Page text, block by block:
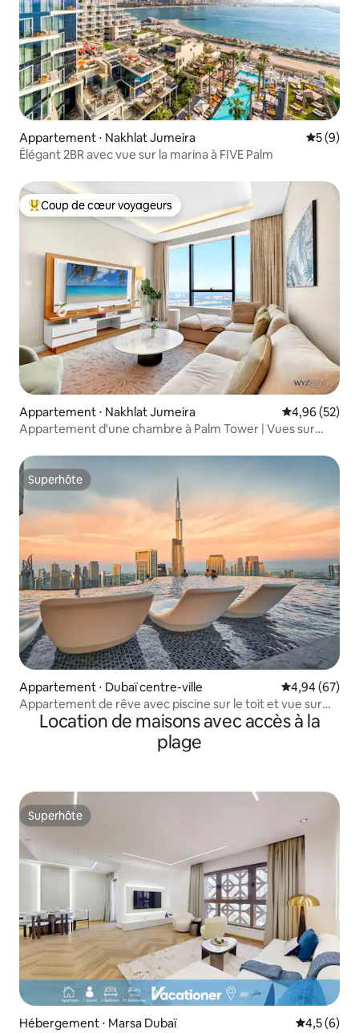
Appartement ⋅ Nakhlat Jumeira
5 (9)
Élégant 2BR avec vue sur la marina à FIVE Palm
Coups de cœur voyageurs les plus appréciés
Coup de cœur voyageurs
Appartement ⋅ Nakhlat Jumeira Évaluation
4,96 (52)
Appartement d'une chambre à Palm Tower | Vues sur
Superhôte
Superhôte
Appartement ⋅ Dubaï centre-ville Évaluation
4,94 (67)
Appartement de rêve avec piscine sur le toit et vue sur
Burj Khalifa !
Location de maisons avec accès à la
plage
Superhôte
Superhôte
Hébergement ⋅ Marsa Dubaï Évaluation
4,5 (6)